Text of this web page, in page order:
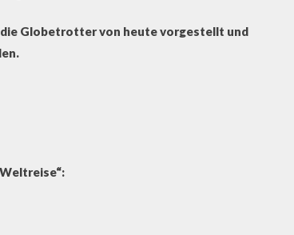
Globetrotter von heute vorgestellt und